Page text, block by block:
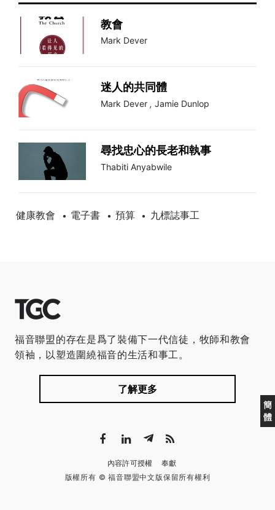
教會
Mark Dever
迷人的共同體
Mark Dever , Jamie Dunlop
尋找忠心的長老和執事
Thabiti Anyabwile
健康教會 • 電子書 • 預算 • 九標誌事工
簡
體
福音聯盟的存在是爲了裝備下一代信徒，牧師和教會
領袖，以塑造圍繞福音的生活和事工。
了解更多
內容許可授權
奉獻
版權所有 © 福音聯盟中文版保留所有權利